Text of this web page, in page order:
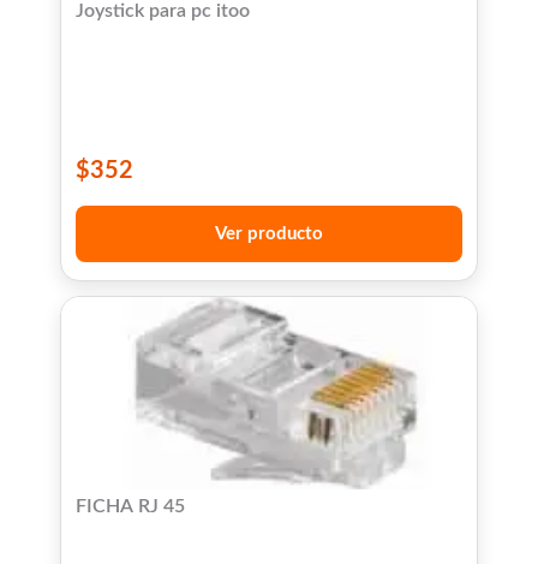
Joystick para pc itoo
$352
Ver producto
FICHA RJ 45